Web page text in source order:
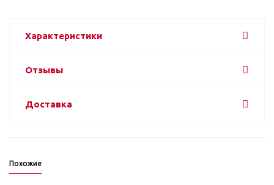
Характеристики
Отзывы
Доставка
Похожие